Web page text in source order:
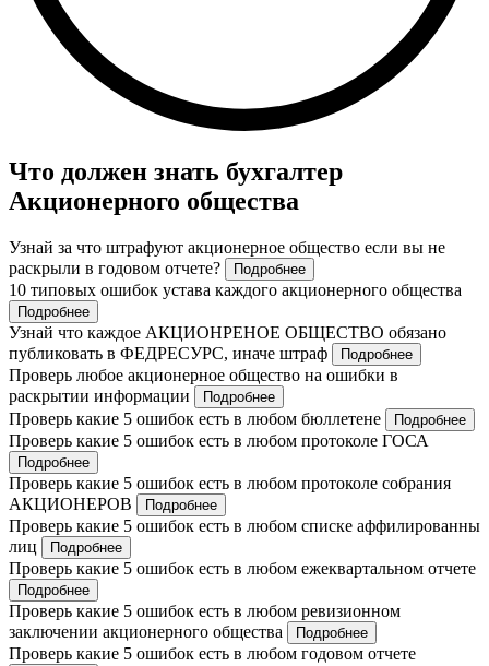
Что должен знать бухгалтер
Акционерного общества
Узнай за что штрафуют акционерное общество если вы не
раскрыли в годовом отчете?
Подробнее
10 типовых ошибок устава каждого акционерного общества
Подробнее
Узнай что каждое АКЦИОНРЕНОЕ ОБЩЕСТВО обязано
публиковать в ФЕДРЕСУРС, иначе штраф
Подробнее
Проверь любое акционерное общество на ошибки в
раскрытии информации
Подробнее
Проверь какие 5 ошибок есть в любом бюллетене Подробнее
Проверь какие 5 ошибок есть в любом протоколе ГОСА
Подробнее
Проверь какие 5 ошибок есть в любом протоколе собрания
АКЦИОНЕРОВ
Подробнее
Проверь какие 5 ошибок есть в любом списке аффилированны
лиц
Подробнее
Проверь какие 5 ошибок есть в любом ежеквартальном отчете
Подробнее
Проверь какие 5 ошибок есть в любом ревизионном
заключении акционерного общества
Подробнее
Проверь какие 5 ошибок есть в любом годовом отчете